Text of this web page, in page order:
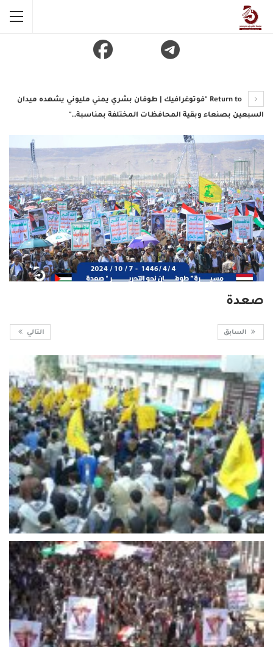
Return to "فوتوغرافيك | طوفان بشري يمني مليوني يشهده ميدان
السبعين بصنعاء وبقية المحافظات المختلفة بمناسبة…"
صعدة
التالي السابق